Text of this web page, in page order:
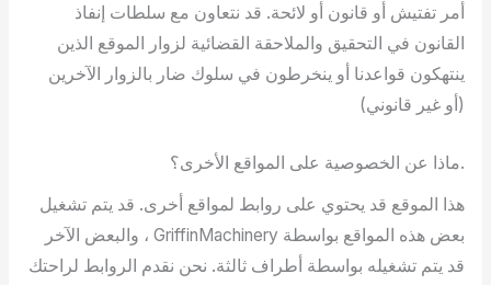
أمر تفتيش أو قانون أو لائحة. قد نتعاون مع سلطات إنفاذ
القانون في التحقيق والملاحقة القضائية لزوار الموقع الذين
ينتهكون قواعدنا أو ينخرطون في سلوك ضار بالزوار الآخرين
(أو غير قانوني)
.ماذا عن الخصوصية على المواقع الأخرى؟
هذا الموقع قد يحتوي على روابط لمواقع أخرى. قد يتم تشغيل
بعض هذه المواقع بواسطة GriffinMachinery ، والبعض الآخر
قد يتم تشغيله بواسطة أطراف ثالثة. نحن نقدم الروابط لراحتك